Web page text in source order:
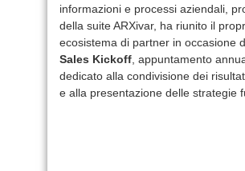
informazioni e processi aziendali,
della suite ARXivar, ha riunito il
ecosistema di partner in occasione
Sales Kickoff , appuntamento
dedicato alla condivisione dei
e alla presentazione delle strategie